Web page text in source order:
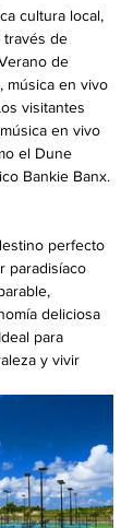
cultura local,
través de
de
música en vivo
visitantes
en vivo
el Dune
Bankie Banx.
perfecto
paradisíaco
deliciosa
para
y vivir